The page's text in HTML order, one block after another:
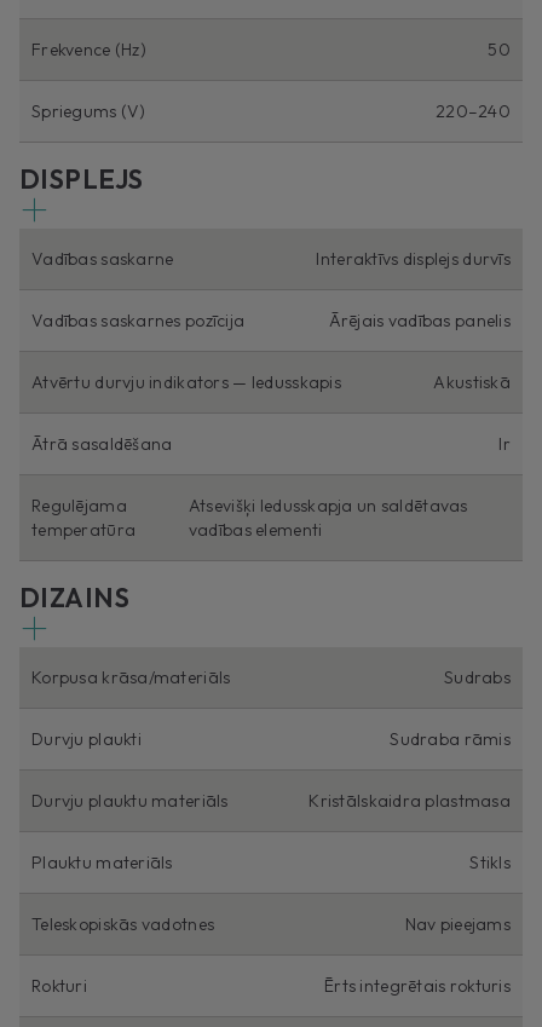
Frekvence (Hz) 50
Spriegums (V) 220–240
DISPLEJS
Vadības saskarne Interaktīvs displejs durvīs
Vadības saskarnes pozīcija Ārējais vadības panelis
Atvērtu durvju indikators — ledusskapis Akustiskā
Ātrā sasaldēšana Ir
Regulējama
temperatūra
Atsevišķi ledusskapja un saldētavas
vadības elementi
DIZAINS
Korpusa krāsa/materiāls Sudrabs
Durvju plaukti Sudraba rāmis
Durvju plauktu materiāls Kristālskaidra plastmasa
Plauktu materiāls Stikls
Teleskopiskās vadotnes Nav pieejams
Rokturi Ērts integrētais rokturis